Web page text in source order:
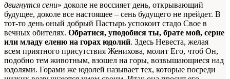
двигнутся сени» доколе не воссияет день, открывающий
будущее, доколе все настоящее – сень будущего не прейдет. В
тот-то день оный добрый Пастырь успокоит стадо Свое в
вечных обителях. Обратися, уподобися ты, брате мой, серне
или младу еленю на горах юдолий. Здесь Невеста, желая
всем приятного присутствия Женихова, молит Его, чтоб Он,
подобно тем животным, взошел на горы, возвышающиеся над
юдолями. Горами же юдолей называет тех, которые посреди